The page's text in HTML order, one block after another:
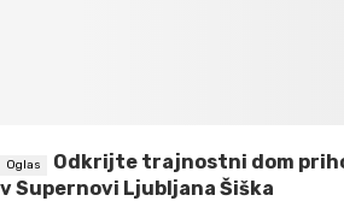
Odkrijte trajnostni dom
v Supernovi Ljubljana Šiška